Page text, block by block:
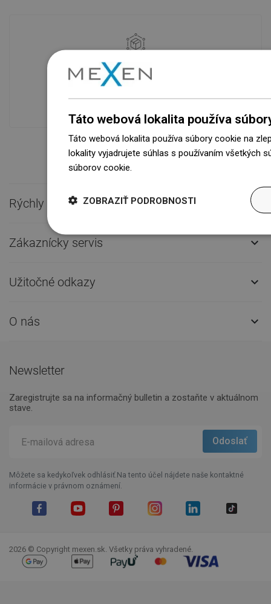
Dostupnosť tovaru
Naše výrobky na vás čakajú v
modernom sklade.Vždy pripravený na
prepravu!
Rýchly kontakt 
Zákaznícky servis 
Užitočné odkazy 
O nás 
Newsletter
Zaregistrujte sa na informačný bulletin a zostaňte v aktuálnom
stave.
Môžete sa kedykoľvek odhlásiť.Na tento účel nájdete naše kontaktné
informácie v právnom oznámení.
2026 © Copyright mexen.sk. Všetky práva vyhradené.
Táto webová lokalita používa
Táto webová lokalita používa súbory cookie na
lokality vyjadrujete súhlas s používaním všetkých
súborov cookie.
ZOBRAZIŤ PODROBNOSTI